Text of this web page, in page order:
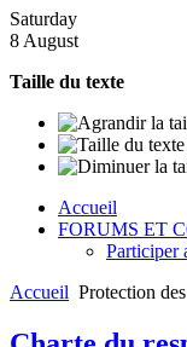
Saturday
8 August
Taille du texte
Accueil
FORUMS ET
Participer
Accueil Protection